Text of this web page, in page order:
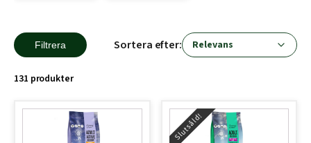
Filtrera Sortera efter:
131 produkter
Slutsåld!